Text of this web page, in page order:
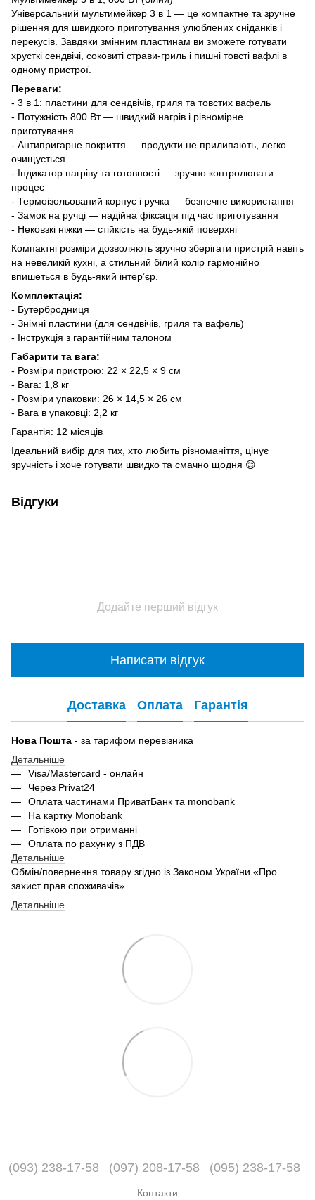
Універсальний мультимейкер 3 в 1 — це компактне та зручне
рішення для швидкого приготування улюблених сніданків і
перекусів. Завдяки змінним пластинам ви зможете готувати
хрусткі сендвічі, соковиті страви-гриль і пишні товсті вафлі в
одному пристрої.
Переваги:
- 3 в 1: пластини для сендвічів, гриля та товстих вафель
- Потужність 800 Вт — швидкий нагрів і рівномірне
приготування
- Антипригарне покриття — продукти не прилипають, легко
очищується
- Індикатор нагріву та готовності — зручно контролювати
процес
- Термоізольований корпус і ручка — безпечне використання
- Замок на ручці — надійна фіксація під час приготування
- Нековзкі ніжки — стійкість на будь-якій поверхні
Компактні розміри дозволяють зручно зберігати пристрій навіть
на невеликій кухні, а стильний білий колір гармонійно
впишеться в будь-який інтер’єр.
Комплектація:
- Бутербродниця
- Знімні пластини (для сендвічів, гриля та вафель)
- Інструкція з гарантійним талоном
Габарити та вага:
- Розміри пристрою: 22 × 22,5 × 9 см
- Вага: 1,8 кг
- Розміри упаковки: 26 × 14,5 × 26 см
- Вага в упаковці: 2,2 кг
Гарантія: 12 місяців
Ідеальний вибір для тих, хто любить різноманіття, цінує
зручність і хоче готувати швидко та смачно щодня 😊
Відгуки
Додайте перший відгук
Написати відгук
Доставка Оплата Гарантія
Нова Пошта - за тарифом перевізника
Детальніше
Visa/Mastercard - онлайн
Через Privat24
Оплата частинами ПриватБанк та monobank
На картку Monobank
Готівкою при отриманні
Оплата по рахунку з ПДВ
Детальніше
Обмін/повернення товару згідно із Законом України «Про
захист прав споживачів»
Детальніше
(093) 238-17-58 (097) 208-17-58 (095) 238-17-58
Контакти